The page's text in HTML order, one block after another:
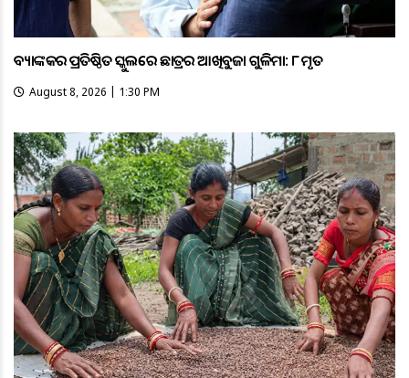
ବ୍ୟାଙ୍କକର ପ୍ରତିଷ୍ଠିତ ସ୍କୁଲରେ ଛାତ୍ରର ଆଖିବୁଜା ଗୁଳିମାଡ଼: ୮ ମୃତ
August 8, 2026 | 1:30 PM